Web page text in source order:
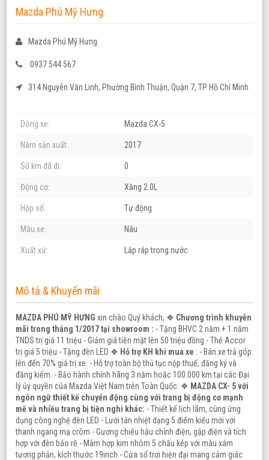
Mazda Phú Mỹ Hưng
Mazda Phú Mỹ Hưng
0937 544 567
314 Nguyễn Văn Linh, Phường Bình Thuận, Quận 7, TP Hồ Chí Minh
Dòng xe: Mazda CX-5
Năm sản xuất: 2017
Số km đã đi: 0
Động cơ: Xăng 2.0L
Hộp số: Tự động
Màu xe: Nâu
Xuất xứ: Lắp ráp trong nước
Mô tả & Khuyến mãi
MAZDA PHÚ MỸ HƯNGxin chào Quý khách, ❖ Chương trình khuyễn
mãi trong tháng 1/2017 tại showroom : - Tặng BHVC 2 năm + 1 năm
TNDS trị giá 11 triệu - Giảm giá tiền mặt lên 50 triệu đồng - Thẻ Accor
trị giá 5 triệu - Tặng đèn LED ❖ Hỗ trợ KH khi mua xe : - Bán xe trả góp
lên đến 70% giá trị xe. - Hỗ trợ toàn bộ thủ tục nộp thuế, đăng ký và
đăng kiểm. - Bảo hành chính hãng 3 năm hoặc 100.000 km tại các Đại
lý ủy quyền của Mazda Việt Nam trên Toàn Quốc. ❖ MAZDA CX- 5 với
ngôn ngữ thiết kế chuyển động cùng với trang bị động cơ mạnh
mẽ và nhiều trang bị tiện nghi khác: - Thiết kế lịch lãm, cùng ứng
dụng công nghệ đèn LED - Lưới tản nhiệt dạng 5 điểm kiểu mới với
thanh ngang mạ crôm - Gương chiếu hậu chỉnh điện, gập điện và tích
hợp với đèn báo rẽ - Mâm hợp kim nhôm 5 chấu kép với màu xám
tương phản, kích thước 19inch - Cửa sổ trơi hiện đại mang cảm giác